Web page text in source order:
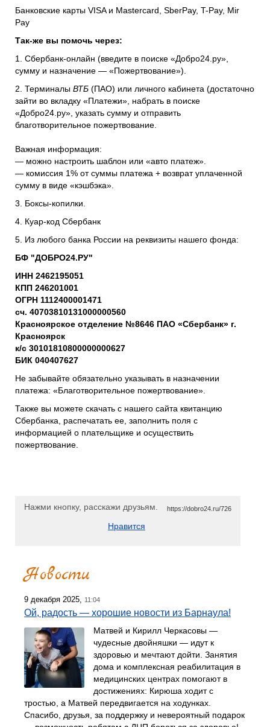
Банковские карты VISA и Mastercard, SberPay, T-Pay, Mir
Pay
Так-же вы помочь через:
1. Сбербанк-онлайн (введите в поиске «Добро24.ру»,
сумму и назначение — «Пожертвование»).
2. Терминалы ВТБ (ПАО) или личного кабинета (достаточно
зайти во вкладку «Платежи», набрать в поиске
«Добро24.ру», указать сумму и отправить
благотворительное пожертвование.
Важная информация:
— можно настроить шаблон или «авто платеж».
— комиссия 1% от суммы платежа + возврат уплаченной
сумму в виде «кэшбэка».
3. Боксы-копилки.
4. Куар-код Сбербанк
5. Из любого банка России на реквизиты нашего фонда:
БФ "ДОБРО24.РУ"
ИНН 2462195051
КПП 246201001
ОГРН 1112400001471
сч. 40703810131000000560
Красноярское отделение №8646 ПАО «Сбербанк» г.
Красноярск
к/с 30101810800000000627
БИК 040407627
Не забывайте обязательно указывать в назначении
платежа: «Благотворительное пожертвование».
Также вы можете скачать с нашего сайта квитанцию
Сбербанка, распечатать ее, заполнить поля с
информацией о плательщике и осуществить
пожертвование.
Нажми кнопку, расскажи друзьям. https://dobro24.ru/726
Нравится
Новости
9 декабря 2025, 11:04
Ой, радость — хорошие новости из Барнаула!
Матвей и Кирилл Черкасовы —
чудесные двойняшки — идут к
здоровью и мечтают дойти. Занятия
дома и комплексная реабилитация в
медицинских центрах помогают в
достижениях: Кирюша ходит с
тростью, а Матвей передвигается на ходунках.
Спасибо, друзья, за поддержку и невероятный подарок